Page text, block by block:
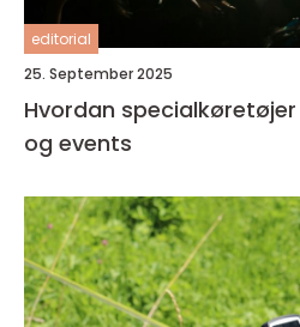
editorial
25. September 2025
Hvordan
og events